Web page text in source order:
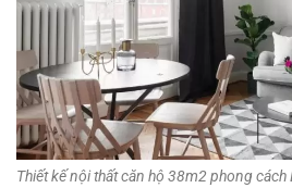
Thiết kế nội thất căn hộ 38m2 phong cách